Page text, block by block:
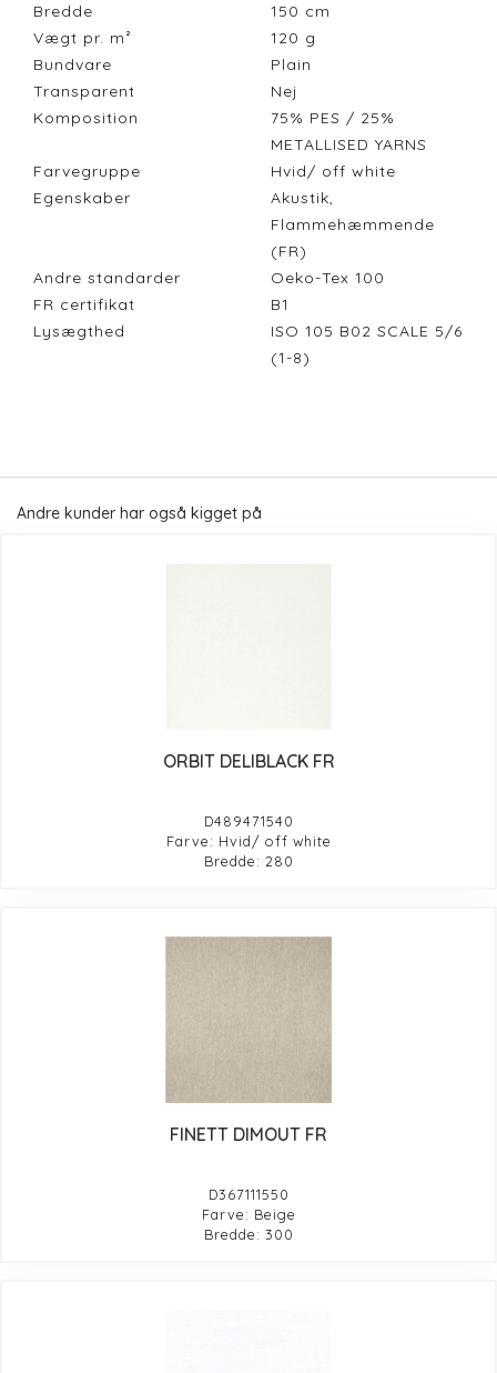
Bredde 150 cm
Vægt pr. m²
120 g
Bundvare
Plain
Transparent
Nej
Komposition
75% PES / 25%
METALLISED YARNS
Farvegruppe
Hvid/ off white
Egenskaber
Akustik,
Flammehæmmende
(FR)
Andre standarder
Oeko-Tex 100
FR certifikat
B1
Lysægthed
ISO 105 B02 SCALE 5/6
(1-8)
Andre kunder har også kigget på
ORBIT DELIBLACK FR
D489471540
Farve: Hvid/ off white
Bredde: 280
FINETT DIMOUT FR
D367111550
Farve: Beige
Bredde: 300